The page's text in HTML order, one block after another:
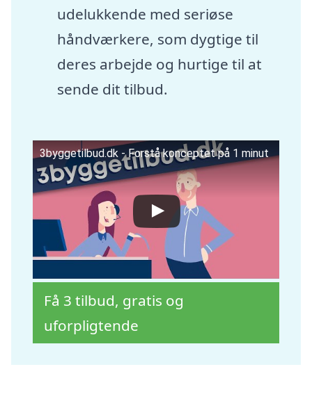
udelukkende med seriøse
håndværkere, som dygtige til
deres arbejde og hurtige til at
sende dit tilbud.
3byggetilbud.dk - Forstå konceptet på 1 minut
Få 3 tilbud, gratis og
uforpligtende